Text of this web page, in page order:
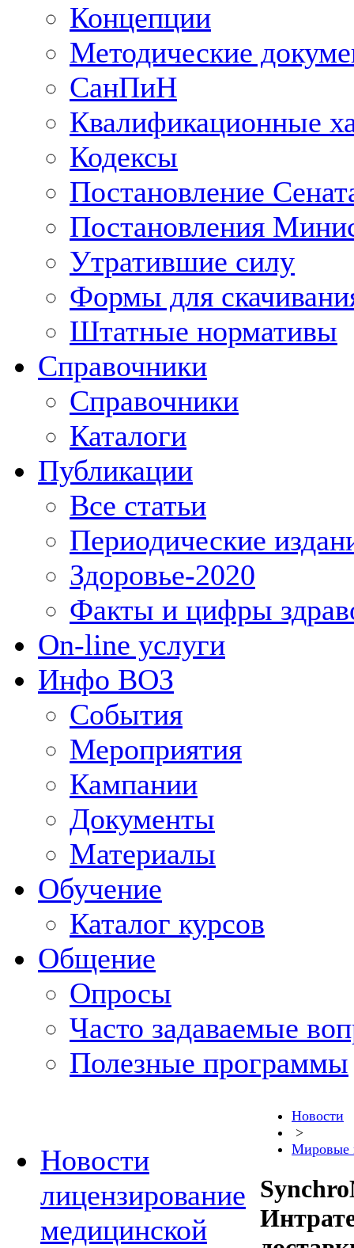
Концепции
Методические
СанПиН
Квалификационные
Кодексы
Постановление
Постановления
Утратившие силу
Формы для
Штатные нормативы
Справочники
Справочники
Каталоги
Публикации
Все статьи
Периодические
Здоровье-2020
Факты и цифры
On-line услуги
Инфо ВОЗ
События
Мероприятия
Кампании
Документы
Материалы
Обучение
Каталог курсов
Общение
Опросы
Часто задаваемые
Полезные программы
Новости
лицензирование
медицинской
Новости
>
Мировые